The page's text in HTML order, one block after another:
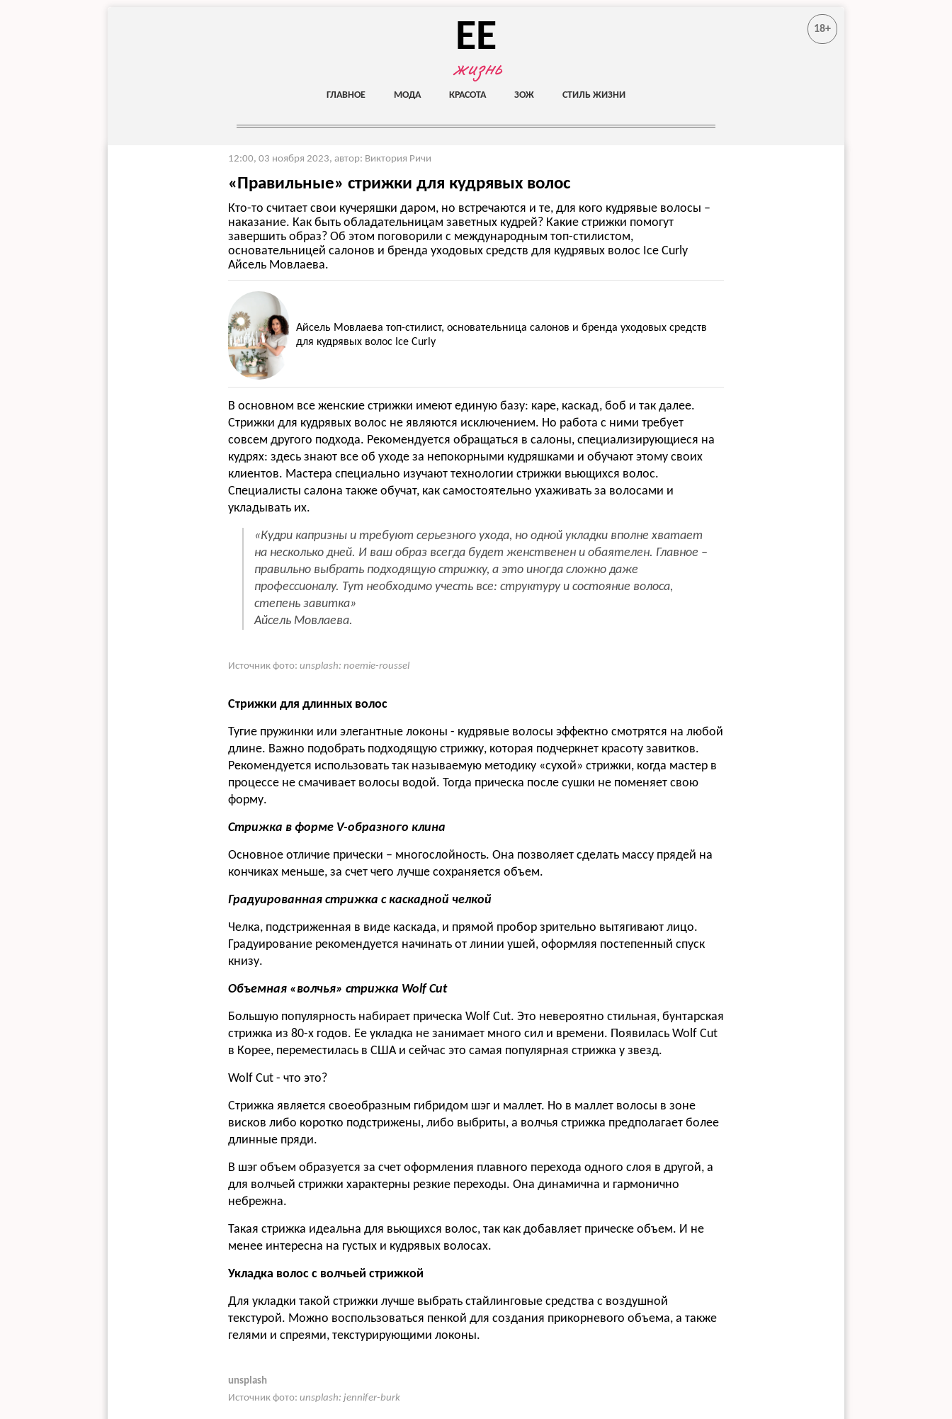
EE
жизнь
18+
ГЛАВНОЕ МОДА КРАСОТА ЗОЖ СТИЛЬ ЖИЗНИ
12:00, 03 ноября 2023, автор: Виктория Ричи
«Правильные» стрижки для кудрявых волос
Кто-то считает свои кучеряшки даром, но встречаются и те, для кого кудрявые волосы –
наказание. Как быть обладательницам заветных кудрей? Какие стрижки помогут
завершить образ? Об этом поговорили с международным топ-стилистом,
основательницей салонов и бренда уходовых средств для кудрявых волос Ice Curly
Айсель Мовлаева.
Айсель Мовлаева топ-стилист, основательница салонов и бренда уходовых средств
для кудрявых волос Ice Curly
В основном все женские стрижки имеют единую базу: каре, каскад, боб и так далее.
Стрижки для кудрявых волос не являются исключением. Но работа с ними требует
совсем другого подхода. Рекомендуется обращаться в салоны, специализирующиеся на
кудрях: здесь знают все об уходе за непокорными кудряшками и обучают этому своих
клиентов. Мастера специально изучают технологии стрижки вьющихся волос.
Специалисты салона также обучат, как самостоятельно ухаживать за волосами и
укладывать их.
«Кудри капризны и требуют серьезного ухода, но одной укладки вполне хватает
на несколько дней. И ваш образ всегда будет женственен и обаятелен. Главное –
правильно выбрать подходящую стрижку, а это иногда сложно даже
профессионалу. Тут необходимо учесть все: структуру и состояние волоса,
степень завитка»
Айсель Мовлаева.
Источник фото: unsplash: noemie-roussel
Стрижки для длинных волос
Тугие пружинки или элегантные локоны - кудрявые волосы эффектно смотрятся на любой
длине. Важно подобрать подходящую стрижку, которая подчеркнет красоту завитков.
Рекомендуется использовать так называемую методику «сухой» стрижки, когда мастер в
процессе не смачивает волосы водой. Тогда прическа после сушки не поменяет свою
форму.
Стрижка в форме V-образного клина
Основное отличие прически – многослойность. Она позволяет сделать массу прядей на
кончиках меньше, за счет чего лучше сохраняется объем.
Градуированная стрижка с каскадной челкой
Челка, подстриженная в виде каскада, и прямой пробор зрительно вытягивают лицо.
Градуирование рекомендуется начинать от линии ушей, оформляя постепенный спуск
книзу.
Объемная «волчья» стрижка Wolf Сut
Большую популярность набирает прическа Wolf Сut. Это невероятно стильная, бунтарская
стрижка из 80-х годов. Ее укладка не занимает много сил и времени. Появилась Wolf Cut
в Корее, переместилась в США и сейчас это самая популярная стрижка у звезд.
Wolf Cut - что это?
Стрижка является своеобразным гибридом шэг и маллет. Но в маллет волосы в зоне
висков либо коротко подстрижены, либо выбриты, а волчья стрижка предполагает более
длинные пряди.
В шэг объем образуется за счет оформления плавного перехода одного слоя в другой, а
для волчьей стрижки характерны резкие переходы. Она динамична и гармонично
небрежна.
Такая стрижка идеальна для вьющихся волос, так как добавляет прическе объем. И не
менее интересна на густых и кудрявых волосах.
Укладка волос с волчьей стрижкой
Для укладки такой стрижки лучше выбрать стайлинговые средства с воздушной
текстурой. Можно воспользоваться пенкой для создания прикорневого объема, а также
гелями и спреями, текстурирующими локоны.
unsplash
Источник фото: unsplash: jennifer-burk